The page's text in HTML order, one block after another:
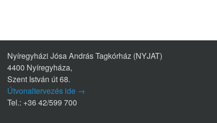
Nyíregyházi Jósa András Tagkórház (NYJAT)
4400 Nyíregyháza,
Szent István út 68.
Útvonaltervezés ide →
Tel.: +36 42/599 700